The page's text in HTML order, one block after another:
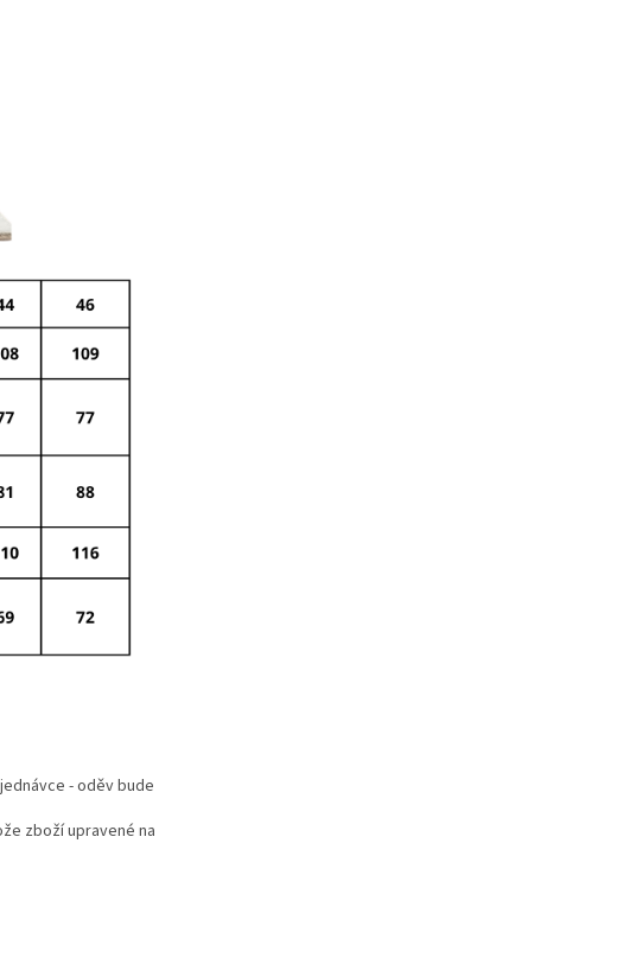
- oděv bude
zboží upravené na